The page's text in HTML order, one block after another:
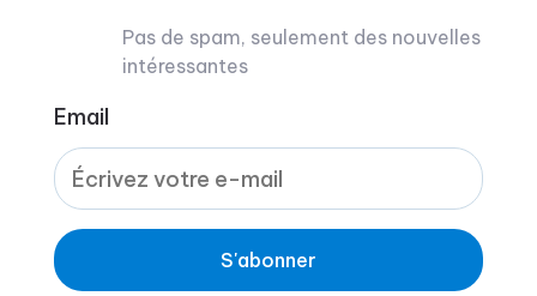
Pas de spam, seulement des nouvelles
intéressantes
Email
S'abonner